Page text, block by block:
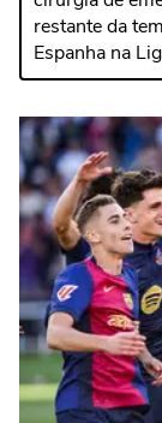
restante da
Espanha na